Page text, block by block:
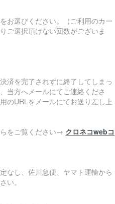
お選びください。（ご利用のカー
ご選択頂けない回数がございま
済を完了されずに終了してしまっ
当方へメールにてご連絡くださ
のURLをメールにてお送り差し上
をご覧ください→ クロネコwebコ
なし、佐川急便、ヤマト運輸から
い。